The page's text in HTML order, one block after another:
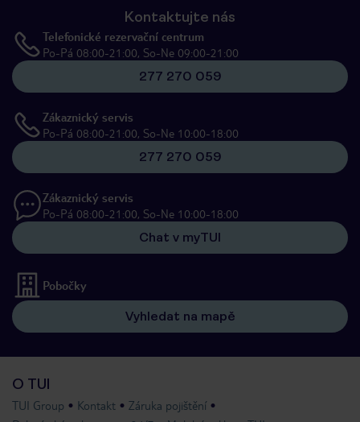
Kontaktujte nás
Telefonické rezervační centrum
Po-Pá 08:00-21:00, So-Ne 09:00-21:00
277 270 059
Zákaznický servis
Po-Pá 08:00-21:00, So-Ne 10:00-18:00
277 270 059
Zákaznický servis
Po-Pá 08:00-21:00, So-Ne 10:00-18:00
Chat v myTUI
Pobočky
Vyhledat na mapě
O TUI
TUI Group Kontakt
Záruka pojištění